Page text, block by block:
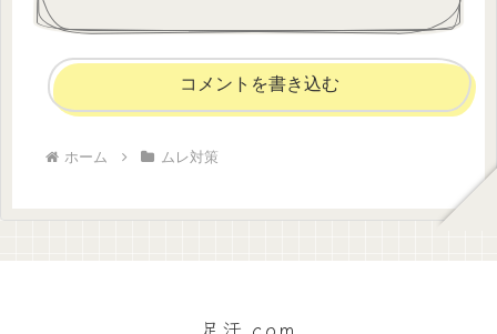
コメントを書き込む
ホーム ムレ対策
足汗.com